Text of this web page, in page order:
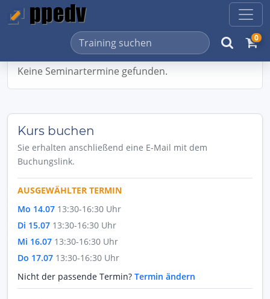
0
Keine Seminartermine gefunden.
Kurs buchen
Sie erhalten anschließend eine E-Mail mit dem
Buchungslink.
AUSGEWÄHLTER TERMIN
Mo 14.07 13:30-16:30 Uhr
Di 15.07 13:30-16:30 Uhr
Mi 16.07 13:30-16:30 Uhr
Do 17.07 13:30-16:30 Uhr
Nicht der passende Termin? Termin ändern